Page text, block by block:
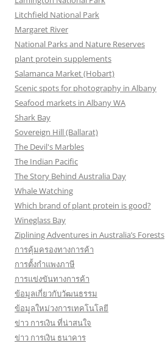
Litchfield National Park
Margaret River
National Parks and Nature Reserves
plant protein supplements
Salamanca Market (Hobart)
Scenic spots for photography in Albany
Seafood markets in Albany WA
Shark Bay
Sovereign Hill (Ballarat)
The Devil's Marbles
The Indian Pacific
The Story Behind Australia Day
Whale Watching
Which brand of plant protein is good?
Wineglass Bay
Ziplining Adventures in Australia’s Forests
การคุ้มครองทางการค้า
การตั้งกำแพงภาษี
การแข่งขันทางการค้า
ข้อมูลเกี่ยวกับวัฒนธรรม
ข้อมูลใหม่วงการเทคโนโลยี
ข่าว การเงิน ที่น่าสนใจ
ข่าว การเงิน ธนาคาร